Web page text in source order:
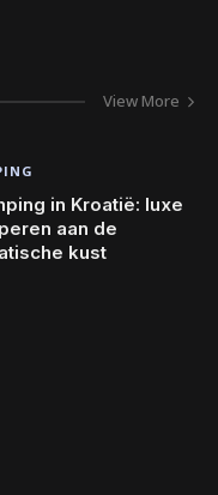
View More
in Kroatië: luxe
aan de
kust